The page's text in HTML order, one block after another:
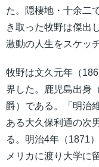
た。隠棲地・十余二
き取った牧野は傑出
激動の人生をスケッ
牧野は文久元年（
界した。鹿児島出身
爵）である。「明治
ある大久保利通の次
る。明治4年（1871
メリカに渡り大学に